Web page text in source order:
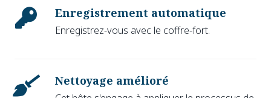
Enregistrement automatique
Enregistrez-vous avec le coffre-fort.
Nettoyage amélioré